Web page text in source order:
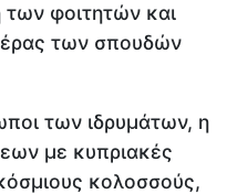
των φοιτητών και
των σπουδών
των ιδρυμάτων, η
με κυπριακές
κολοσσούς,